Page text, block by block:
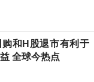
和H股退市有利于
全球今热点